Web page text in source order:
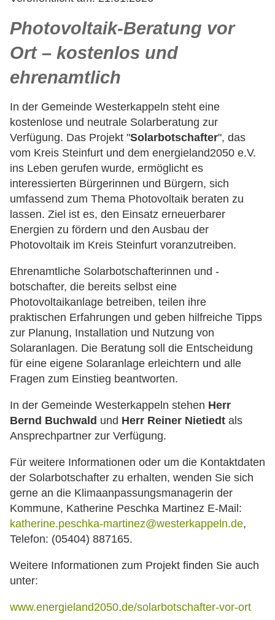
Photovoltaik-Beratung vor
Ort – kostenlos und
ehrenamtlich
In der Gemeinde Westerkappeln steht eine
kostenlose und neutrale Solarberatung zur
Verfügung. Das Projekt "Solarbotschafter", das
vom Kreis Steinfurt und dem energieland2050 e.V.
ins Leben gerufen wurde, ermöglicht es
interessierten Bürgerinnen und Bürgern, sich
umfassend zum Thema Photovoltaik beraten zu
lassen. Ziel ist es, den Einsatz erneuerbarer
Energien zu fördern und den Ausbau der
Photovoltaik im Kreis Steinfurt voranzutreiben.
Ehrenamtliche Solarbotschafterinnen und -
botschafter, die bereits selbst eine
Photovoltaikanlage betreiben, teilen ihre
praktischen Erfahrungen und geben hilfreiche Tipps
zur Planung, Installation und Nutzung von
Solaranlagen. Die Beratung soll die Entscheidung
für eine eigene Solaranlage erleichtern und alle
Fragen zum Einstieg beantworten.
In der Gemeinde Westerkappeln stehen Herr
Bernd Buchwald und Herr Reiner Nietiedt als
Ansprechpartner zur Verfügung.
Für weitere Informationen oder um die Kontaktdaten
der Solarbotschafter zu erhalten, wenden Sie sich
gerne an die Klimaanpassungsmanagerin der
Kommune, Katherine Peschka Martinez E-Mail:
katherine.peschka-martinez@westerkappeln.de,
Telefon: (05404) 887165.
Weitere Informationen zum Projekt finden Sie auch
unter:
www.energieland2050.de/solarbotschafter-vor-ort